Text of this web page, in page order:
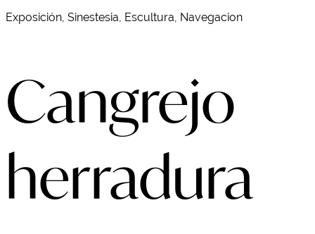
Exposición, Sinestesia, Escultura, Navegacion
Cangrejo
herradura